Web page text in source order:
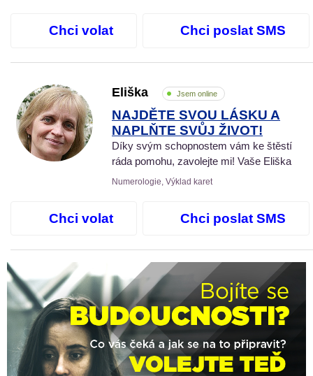
Chci volat Chci poslat SMS
Eliška Jsem online
NAJDĚTE SVOU LÁSKU A
NAPLŇTE SVŮJ ŽIVOT!
Díky svým schopnostem vám ke štěstí
ráda pomohu, zavolejte mi! Vaše Eliška
Numerologie, Výklad karet
Chci volat Chci poslat SMS